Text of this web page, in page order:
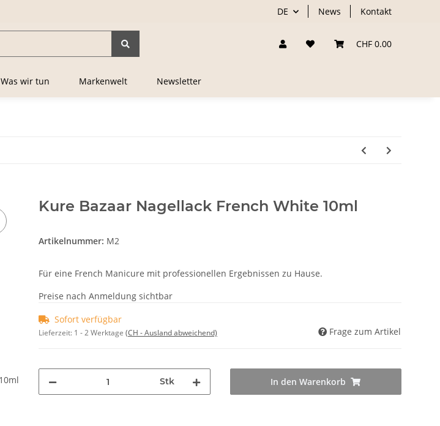
DE News Kontakt
CHF 0.00
Was wir tun Markenwelt Newsletter
Kure Bazaar Nagellack French White 10ml
Artikelnummer: M2
Für eine French Manicure mit professionellen Ergebnissen zu Hause.
Preise nach Anmeldung sichtbar
Sofort verfügbar
Lieferzeit: 1 - 2 Werktage (CH - Ausland abweichend) Frage zum Artikel
Stk In den Warenkorb